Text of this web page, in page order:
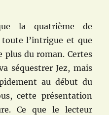
la quatrième de
l’intrigue et que
plus du roman. Certes
séquestrer Jez, mais
au début du
cette présentation
Ce que le lecteur